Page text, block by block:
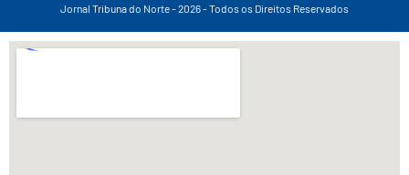
Jornal Tribuna do Norte - 2026 - Todos os Direitos Reservados